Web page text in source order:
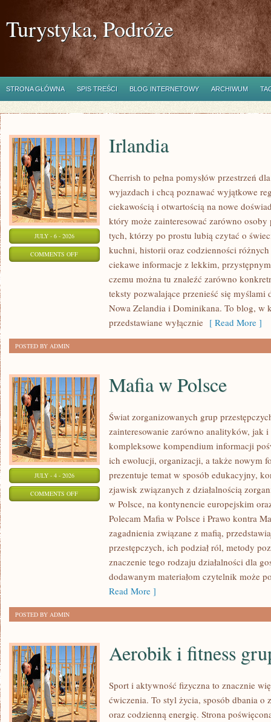
Turystyka, Podróże
STRONA GŁÓWNA SPIS TREŚCI BLOG INTERNETOWY ARCHIWUM
JULY - 6 - 2026
COMMENTS OFFON
Irlandia
Cherrish to pełna pomysłów przestrzeń
wyjazdach i chcą poznawać wyjątkowe
ciekawością i otwartością na nowe
który może zainteresować zarówno
tych, którzy po prostu lubią czytać o
kuchni, historii oraz codzienności
ciekawe informacje z lekkim,
czemu można tu znaleźć zarówno
teksty pozwalające przenieść się myślami
Nowa Zelandia i Dominikana. To blog, w
przedstawiane wyłącznie [ Read More ]
POSTED BY ADMIN
JULY - 4 - 2026
COMMENTS OFFON
Mafia w Polsce
Świat zorganizowanych grup
zainteresowanie zarówno analityków, jak
kompleksowe kompendium informacji
ich ewolucji, organizacji, a także nowym
prezentuje temat w sposób edukacyjny,
zjawisk związanych z działalnością
w Polsce, na kontynencie europejskim
Polecam Mafia w Polsce i Prawo kontra
zagadnienia związane z mafią,
przestępczych, ich podział ról, metody
znaczenie tego rodzaju działalności dla
dodawanym materiałom czytelnik może
Read More ]
POSTED BY ADMIN
Aerobik i fitness
Sport i aktywność fizyczna to znacznie
ćwiczenia. To styl życia, sposób dbania o
oraz codzienną energię. Strona